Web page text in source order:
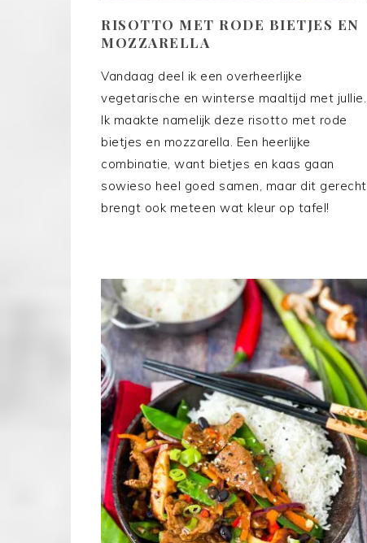
RISOTTO MET RODE BIETJES EN
MOZZARELLA
Vandaag deel ik een overheerlijke
vegetarische en winterse maaltijd met jullie.
Ik maakte namelijk deze risotto met rode
bietjes en mozzarella. Een heerlijke
combinatie, want bietjes en kaas gaan
sowieso heel goed samen, maar dit gerecht
brengt ook meteen wat kleur op tafel!